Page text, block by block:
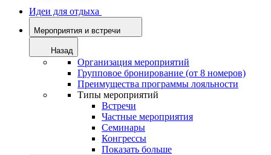
Идеи для отдыха
Мероприятия и встречи
Назад
Организация мероприятий
Групповое бронирование (от 8 номеров)
Преимущества программы лояльности
Типы мероприятий
Встречи
Частные мероприятия
Семинары
Конгрессы
Показать больше